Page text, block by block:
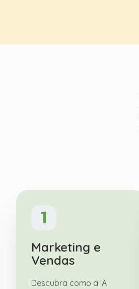
1
Marketing e
Vendas
Descubra como a IA